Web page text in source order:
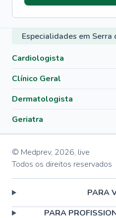
Especialidades em Serra
Cardiologista
Clínico Geral
Dermatologista
Geriatra
© Medprev, 2026, live
Todos os direitos reservados
PARA
PARA